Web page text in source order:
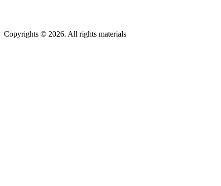
Copyrights © 2026. All rights materials